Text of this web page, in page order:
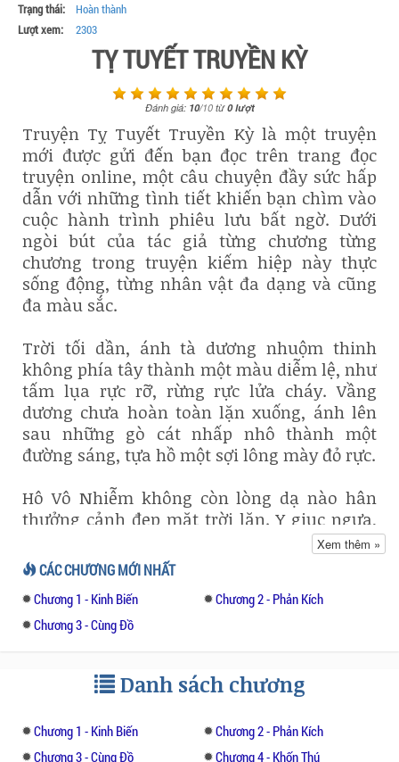
Trạng thái:
Hoàn thành
Lượt xem:
2303
TỴ TUYẾT TRUYỀN KỲ
Đánh giá: 10/10từ0lượt
Truyện Tỵ Tuyết Truyền Kỳ là một truyện
mới được gửi đến bạn đọc trên trang đọc
truyện online, một câu chuyện đầy sức hấp
dẫn với những tình tiết khiến bạn chìm vào
cuộc hành trình phiêu lưu bất ngờ. Dưới
ngòi bút của tác giả từng chương từng
chương trong truyện kiếm hiệp này thực
sống động, từng nhân vật đa dạng và cũng
đa màu sắc.
Trời tối dần, ánh tà dương nhuộm thinh
không phía tây thành một màu diễm lệ, như
tấm lụa rực rỡ, rừng rực lửa cháy. Vầng
dương chưa hoàn toàn lặn xuống, ánh lên
sau những gò cát nhấp nhô thành một
đường sáng, tựa hồ một sợi lông mày đỏ rực.
Hô Vô Nhiễm không còn lòng dạ nào hân
thưởng cảnh đẹp mặt trời lặn. Y giục ngựa,
giật cương phi tới đội ngũ dẫn đầu, đoạn
thong thả cất bước.
Gương mặt y vẫn trầm tĩnh, không mảy may
kích động, nóng nảy. Qua một phen tranh
thành, sau cùng phái chủ hàng chiếm
thượng phong. Thiết Soái và Thiết Huyết kị
nguyên, gieo vào lòng mỗi người nỗi sợ vô
hình, nên dù y và một vạn Tỵ Tuyết chiến sĩ
Xem thêm »
CÁC CHƯƠNG MỚI NHẤT
Chương 1 - Kinh Biến
Chương 2 - Phản Kích
Chương 3 - Cùng Đồ
Danh sách chương
Chương 1 - Kinh Biến
Chương 2 - Phản Kích
Chương 3 - Cùng Đồ
Chương 4 - Khốn Thú